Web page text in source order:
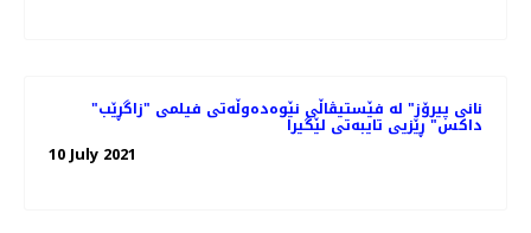
"نانی پیرۆز" لە فێستیڤاڵی نێوەدەوڵەتی فیلمی "زاگڕێب
داکس" ڕێزیی تایبەتی لێگیرا
10 July 2021